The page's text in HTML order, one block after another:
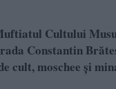
Cultului
Constantin
cult, moschee și